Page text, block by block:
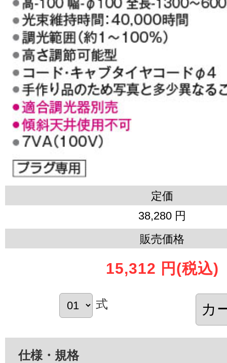
定価
38,280 円
販売価格
15,312 円 (税込)
式
仕様・規格